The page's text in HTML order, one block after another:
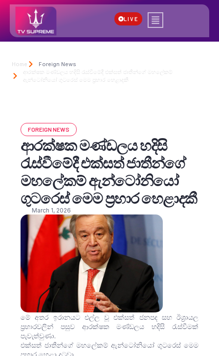
LIVE
Home
Foreign News
ආරක්ෂක මණ්ඩලය හදිසි රැස්වීමේදී එක්සත් ජාතීන්ගේ මහලේකම්
ඇන්ටෝනියෝ ගුටරෙස් මෙම ප්‍රහාර හෙළාදකී
FOREIGN NEWS
ආරක්ෂක මණ්ඩලය හදිසි
රැස්වීමේදී එක්සත් ජාතීන්ගේ
මහලේකම් ඇන්ටෝනියෝ
ගුටරෙස් මෙම ප්‍රහාර හෙළාදකී
March 1, 2026
මේ අතර ඉරානයට එල්ල වූ එක්සත් ජනපද සහ ඊශ්‍රායල
ප්‍රහාරවලින් පසුව ආරක්ෂක මණ්ඩලය හදිසි රැස්වීමක්
පැවැත්වුණා.
එක්සත් ජාතීන්ගේ මහලේකම් ඇන්ටෝනියෝ ගුටරෙස් මෙම
ප්‍රහාර හෙළා දුටුවා.